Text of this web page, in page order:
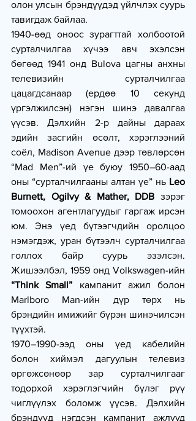
олон улсын брэндүүдэд үйлчлэх суурь
тавигдаж байлаа.
1940-өөд оноос зурагттай холбоотой
сурталчилгаа хүчээ авч эхэлсэн
бөгөөд 1941 онд Bulova цагны анхны
телевизийн сурталчилгаа
цацагдсанаар (ердөө 10 секунд
үргэлжилсэн) нэгэн шинэ давалгаа
үүсэв. Дэлхийн 2-р дайны дараах
эдийн засгийн өсөлт, хэрэглээний
соёл, Madison Avenue дээр төвлөрсөн
“Mad Men”-ий үе буюу 1950–60-аад
оны “сурталчилгааны алтан үе” нь Leo
Burnett, Ogilvy & Mather, DDB зэрэг
томоохон агентлагуудыг гаргаж ирсэн
юм. Энэ үед бүтээгчдийн оролцоо
нэмэгдэж, уран бүтээлч сурталчилгаа
голлох байр суурь эзэлсэн.
“Think Small” кампанит ажил болон
Marlboro Man-ийн дүр төрх нь
брэндийн имижийг бүрэн шинэчилсэн
түүхтэй.
1970–1990-ээд оны үед кабелийн
болон хиймэл дагуулын телевиз
өргөжсөнөөр зар сурталчилгааг
тодорхой хэрэглэгчийн бүлэг рүү
чиглүүлэх боломж үүсэв. Дэлхийн
брэндүүд нэгдсэн кампанит ажлууд